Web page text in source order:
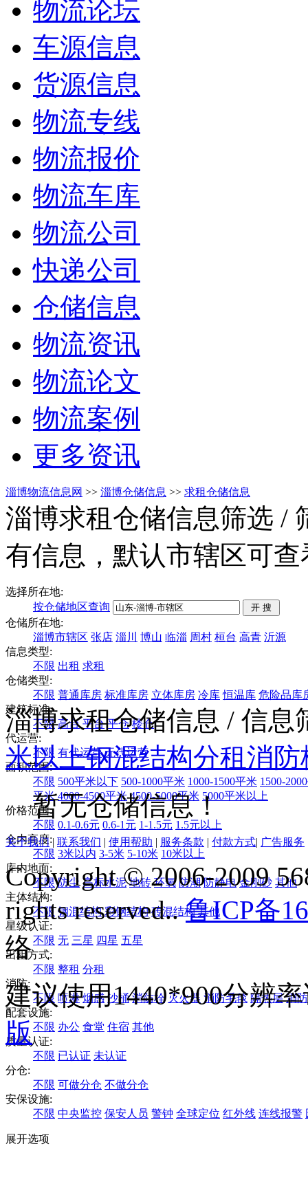
物流论坛
车源信息
货源信息
物流专线
物流报价
物流车库
物流公司
快递公司
仓储信息
物流资讯
物流论文
物流案例
更多资讯
淄博物流信息网 >> 淄博仓储信息 >> 求租仓储信息
淄博求租仓储信息筛选 /
有信息，默认市辖区可
选择所在地:
按仓储地区查询
仓储所在地:
淄博市辖区 张店 淄川 博山 临淄 周村 桓台 高青 沂源
信息类型:
不限 出租 求租
仓储类型:
不限 普通库房 标准库房 立体库房 冷库 恒温库 危险品库
建筑标准:
不限 高台 平台 平仓 楼仓
代运营:
不限 有代运营 无代运营
面积范围:
不限 500平米以下 500-1000平米 1000-1500平米 1500-
平米 4000-4500平米 4500-5000平米 5000平米以上
价格范围:
不限 0.1-0.6元 0.6-1元 1-1.5元 1.5元以上
仓内高度:
不限 3米以内 3-5米 5-10米 10米以上
库内地面:
不限 防尘 高标水泥 地砖 环氧 防潮 防静电 金刚砂 其他
主体结构:
不限 钢混结构 彩钢结构 砖混结构 其他
星级认证:
不限 无 三星 四星 五星
出租方式:
不限 整租 分租
消防:
不限 喷淋 烟感 沙桶 消防栓 灭火器 消防毛毯 隔热层 消
配套设施:
不限 办公 食堂 住宿 其他
质量认证:
不限 已认证 未认证
分仓:
不限 可做分仓 不做分仓
安保设施:
不限 中央监控 保安人员 警钟 全球定位 红外线 连线报警
展开选项
淄博求租仓储信息 / 信息
米以上钢混结构分租消防
暂无仓储信息！
关于我们| 联系我们 | 使用帮助 | 服务条款 | 付款方式| 广告服务
Copyright © 2006-2009
rights reserved..鲁ICP备
络
建议使用1440*900分辨
版